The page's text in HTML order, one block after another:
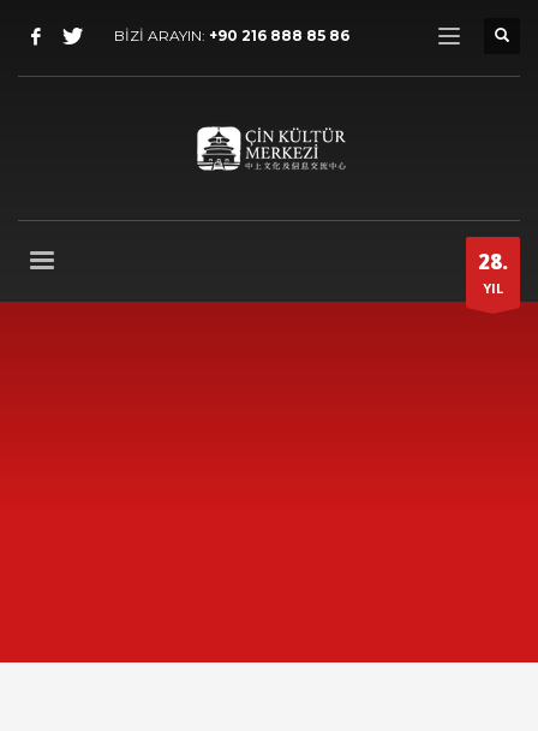
BİZİ ARAYIN: +90 216 888 85 86
28.
YIL